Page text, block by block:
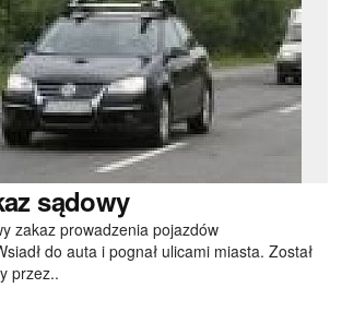
sądowy
zakaz prowadzenia pojazdów
do auta i pognał ulicami miasta. Został
przez..